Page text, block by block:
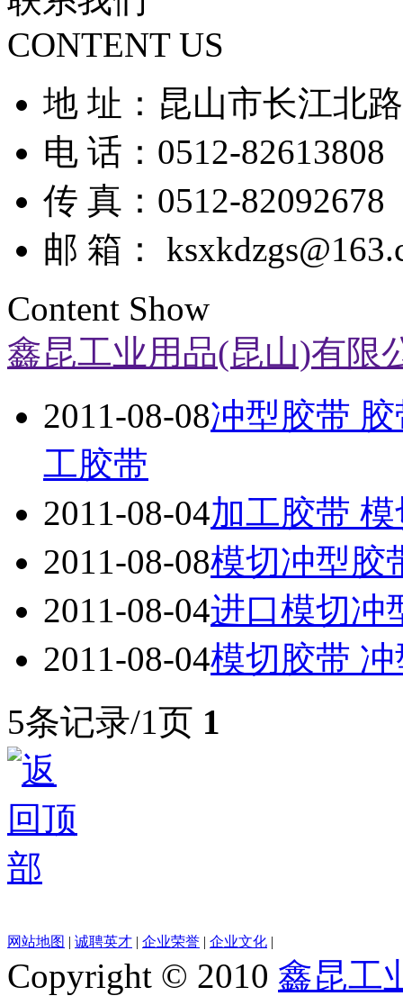
CONTENT US
地 址：昆山市长江北
电 话：0512-82613808
传 真：0512-82092678
邮 箱：
Content Show
鑫昆工业用品(昆山)有限
2011-08-08冲型胶带
工胶带
2011-08-04加工胶带
2011-08-08模切冲型胶
2011-08-04进口模切冲
2011-08-04模切胶带
5条记录/1页 1
网站地图 | 诚聘英才 | 企业荣誉 | 企业文化 |
Copyright © 2010 鑫昆工